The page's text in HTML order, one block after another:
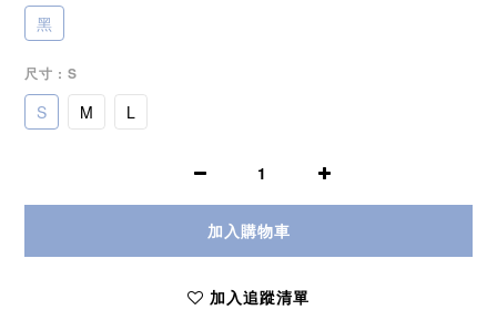
黑
尺寸 : S
S M L
加入購物車
加入追蹤清單